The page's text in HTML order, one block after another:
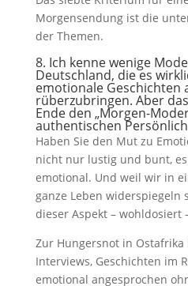
Morgensendung ist die
der Themen.
8. Ich kenne wenige
Deutschland, die es
emotionale Geschichten
rüberzubringen. Aber
Ende den „Morgen-
authentischen
Haben Sie den Mut zu
nicht nur lustig und bunt,
emotional. Und weil wir in
ganze Leben widerspiegeln
dieser Aspekt – wohldosiert
Zur Hungersnot in Ostafrika
Interviews, Geschichten im
emotional angesprochen